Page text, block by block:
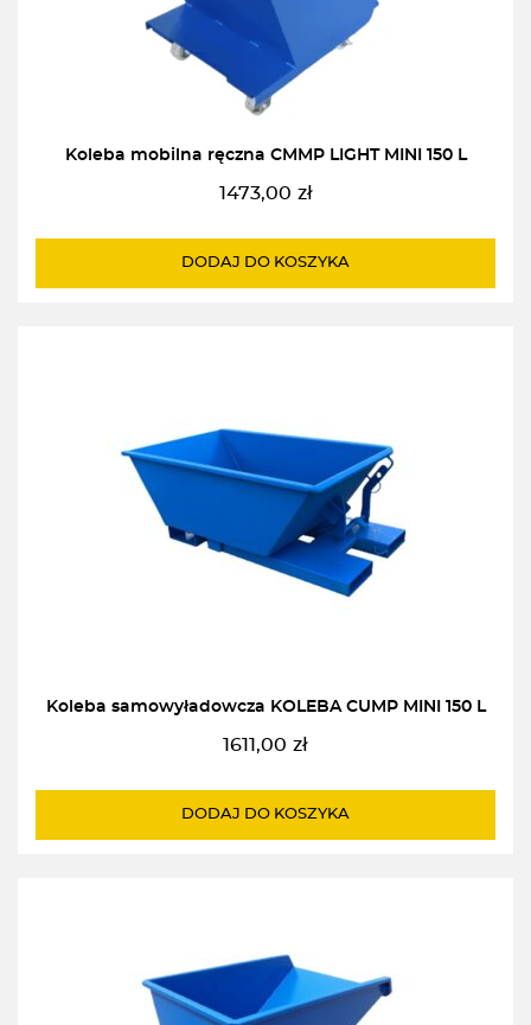
Koleba mobilna ręczna CMMP LIGHT MINI 150 L
1473,00 zł
DODAJ DO KOSZYKA
Koleba samowyładowcza KOLEBA CUMP MINI 150 L
1611,00 zł
DODAJ DO KOSZYKA